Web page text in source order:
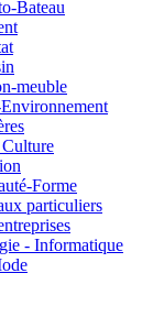
Bateau
meuble
Forme
particuliers
- Informatique